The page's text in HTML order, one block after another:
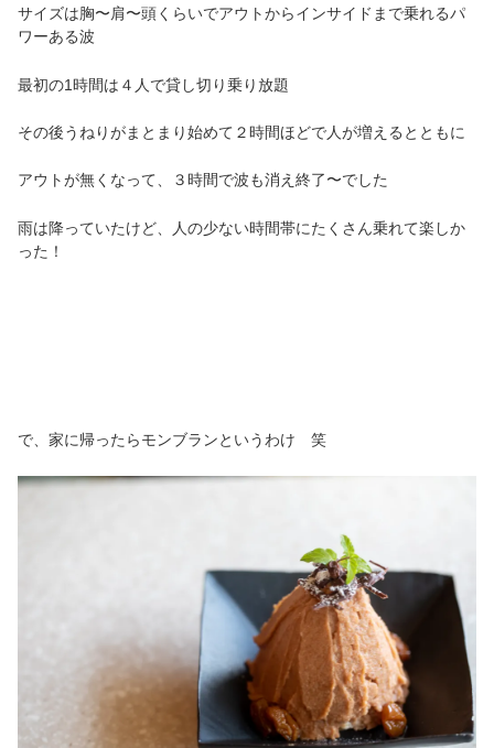
サイズは胸〜肩〜頭くらいでアウトからインサイドまで乗れるパ
ワーある波
最初の1時間は４人で貸し切り乗り放題
その後うねりがまとまり始めて２時間ほどで人が増えるとともに
アウトが無くなって、３時間で波も消え終了〜でした
雨は降っていたけど、人の少ない時間帯にたくさん乗れて楽しか
った！
で、家に帰ったらモンブランというわけ 笑